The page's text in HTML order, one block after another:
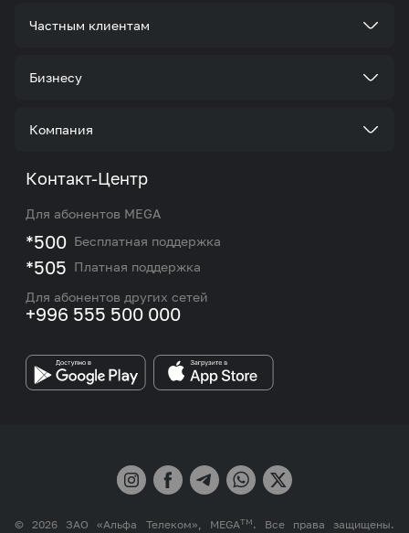
Частным клиентам
Тарифы
Роуминг и международные звонки
eSIM
Подбор номера
Бизнесу
Стать корпоративным клиентом
M2M
Контакты сотрудников отдела по работе с
корпоративными и VIP клиентами
Компания
О нас
Новости
Карта покрытия сети и центров обслуживания
Работа в MEGA
Бренд MEGA
Контакт-Центр
Для абонентов MEGA
*500 Бесплатная поддержка
*505 Платная поддержка
Для абонентов других сетей
+996 555 500 000
© 2026 ЗАО «Альфа Телеком», MEGATM. Все права защищены.